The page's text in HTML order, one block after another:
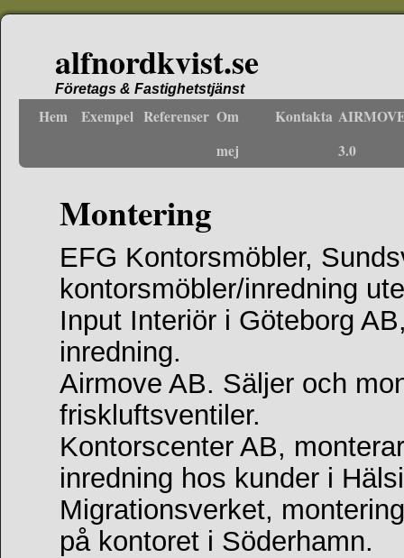
alfnordkvist.se
Företags & Fastighetstjänst
Hem Exempel Referenser Om
mej
Kontakta
3.0
Montering
EFG Kontorsmöbler,
kontorsmöbler/inredning
Input Interiör i Göteborg
inredning.
Airmove AB. Säljer och
friskluftsventiler.
Kontorscenter AB,
inredning hos kunder i
Migrationsverket,
på kontoret i Söderhamn.